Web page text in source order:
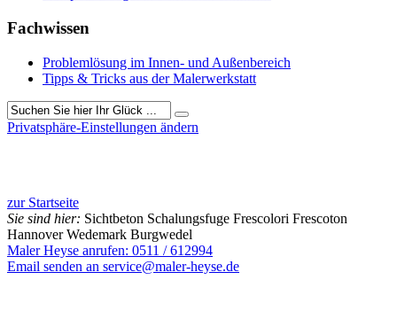
Fachwissen
Problemlösung im Innen- und Außenbereich
Tipps & Tricks aus der Malerwerkstatt
Privatsphäre-Einstellungen ändern
zur Startseite
Sie sind hier: Sichtbeton Schalungsfuge Frescolori Frescoton
Hannover Wedemark Burgwedel
Maler Heyse anrufen: 0511 / 612994
Email senden an service@maler-heyse.de